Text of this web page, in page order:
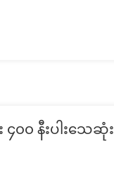
၀၀ နီးပါးသေဆုံး